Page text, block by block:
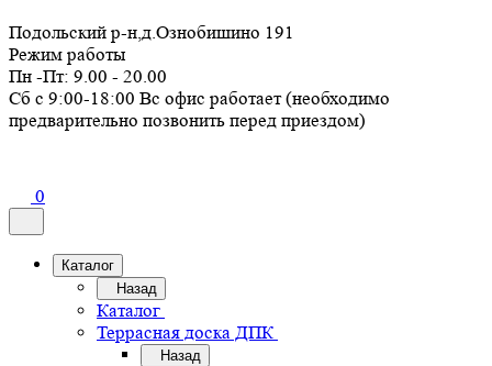
Подольский р-н,д.Ознобишино 191
Режим работы
Пн -Пт: 9.00 - 20.00
Сб с 9:00-18:00 Вс офис работает (необходимо
предварительно позвонить перед приездом)
0
Каталог
Назад
Каталог
Террасная доска ДПК
Назад